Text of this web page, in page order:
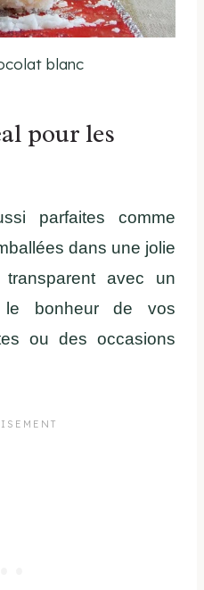
blanc
pour les
parfaites comme
dans une jolie
avec un
le bonheur de vos
ou des occasions